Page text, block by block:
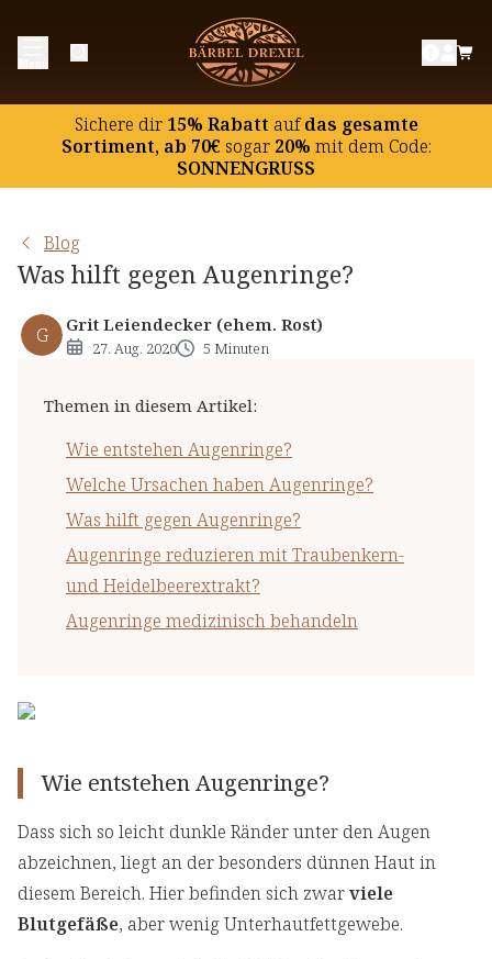
Sichere dir15% Rabatt aufdas gesamte
Sortiment, ab 70€ sogar20% mit dem Code:
SONNENGRUSS
Blog
Was hilft gegen Augenringe?
G Grit Leiendecker (ehem. Rost)
27. Aug. 2020 5 Minuten
Themen in diesem Artikel:
Wie entstehen Augenringe?
Welche Ursachen haben Augenringe?
Was hilft gegen Augenringe?
Augenringe reduzieren mit Traubenkern-
und Heidelbeerextrakt?
Augenringe medizinisch behandeln
Wie entstehen Augenringe?
Welche Ursachen haben Augenringe?
Was hilft gegen Augenringe?
Augenringe reduzieren mit Traubenkern- und
Heidelbeerextrakt?
Wie entstehen Augenringe?
Dass sich so leicht dunkle Ränder unter den Augen
abzeichnen, liegt an der besonders dünnen Haut in
diesem Bereich. Hier befinden sich zwarviele
Blutgefäße, aber wenig Unterhautfettgewebe.